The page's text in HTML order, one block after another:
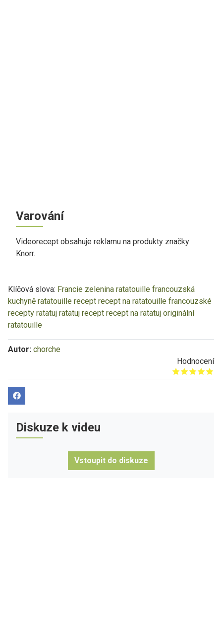
Varování
Videorecept obsahuje reklamu na produkty značky
Knorr.
Klíčová slova: Francie zelenina ratatouille francouzská
kuchyně ratatouille recept recept na ratatouille francouzské
recepty ratatuj ratatuj recept recept na ratatuj originální
ratatouille
Autor: chorche
Hodnocení
Give it 1/5
Give it 2/5
Give it 3/5
Give it 4/5
Give it 5/5
Diskuze k videu
Vstoupit do diskuze